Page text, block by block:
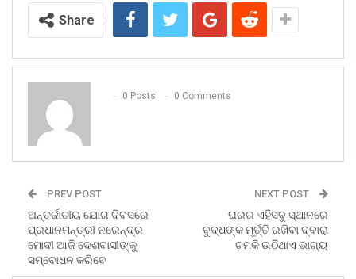
Share
0 Posts 0 Comments
PREV POST
ଅନ୍ତର୍ଜାତୀୟ ଯୋଗ ଦିବସରେ
ପ୍ରଧାନମନ୍ତ୍ରୀ ନରେନ୍ଦ୍ର
ମୋଦୀ ଆଜି ଦେଶବାସୀଙ୍କୁ
ସମ୍ବୋଧନ କରିବେ
NEXT POST
ଘରର ଏହିସବୁ ସ୍ଥାନରେ
ବୁଦ୍ଧଙ୍କ ମୂର୍ତ୍ତି ରଖିବା ଦ୍ବାରା
ଚମକି ଉଠିଥାଏ ଭାଗ୍ୟ